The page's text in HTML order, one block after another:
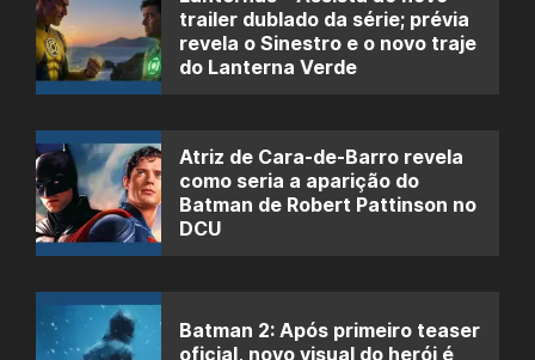
trailer dublado da série; prévia
revela o Sinestro e o novo traje
do Lanterna Verde
Atriz de Cara-de-Barro revela
como seria a aparição do
Batman de Robert Pattinson no
DCU
Batman 2: Após primeiro teaser
oficial, novo visual do herói é